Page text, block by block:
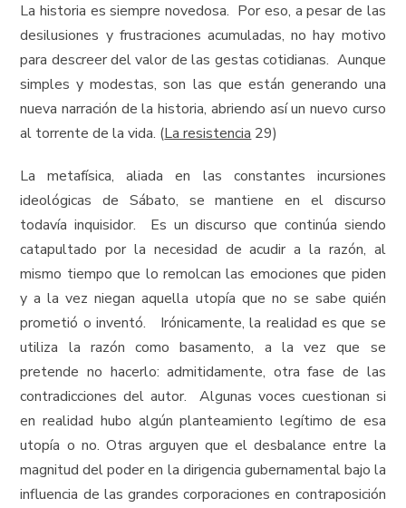
La historia es siempre novedosa. Por eso, a pesar de las
desilusiones y frustraciones acumuladas, no hay motivo
para descreer del valor de las gestas cotidianas. Aunque
simples y modestas, son las que están generando una
nueva narración de la historia, abriendo así un nuevo curso
al torrente de la vida. (La resistencia 29)
La metafísica, aliada en las constantes incursiones
ideológicas de Sábato, se mantiene en el discurso
todavía inquisidor. Es un discurso que continúa siendo
catapultado por la necesidad de acudir a la razón, al
mismo tiempo que lo remolcan las emociones que piden
y a la vez niegan aquella utopía que no se sabe quién
prometió o inventó. Irónicamente, la realidad es que se
utiliza la razón como basamento, a la vez que se
pretende no hacerlo: admitidamente, otra fase de las
contradicciones del autor. Algunas voces cuestionan si
en realidad hubo algún planteamiento legítimo de esa
utopía o no. Otras arguyen que el desbalance entre la
magnitud del poder en la dirigencia gubernamental bajo la
influencia de las grandes corporaciones en contraposición